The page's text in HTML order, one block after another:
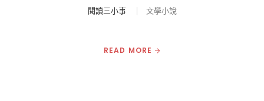
閱讀三小事 文學小說
READ MORE